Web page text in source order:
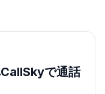
で通話